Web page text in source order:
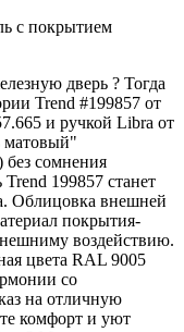
с покрытием
дверь ? Тогда
Trend #199857 от
и ручкой Libra от
матовый"
сомнения
199857 станет
Облицовка внешней
покрытия-
воздействию.
цвета RAL 9005
со
на отличную
комфорт и уют